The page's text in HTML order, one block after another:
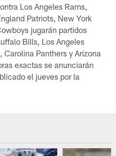
Los Angeles Rams,
Patriots, New York
jugarán partidos
Bills, Los Angeles
Panthers y Arizona
exactas se anunciarán
el jueves por la